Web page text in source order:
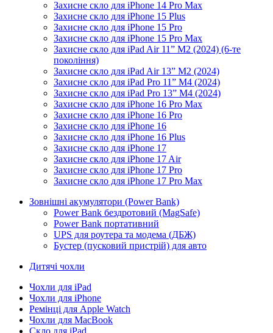
Захисне скло для iPhone 14 Pro Max
Захисне скло для iPhone 15 Plus
Захисне скло для iPhone 15 Pro
Захисне скло для iPhone 15 Pro Max
Захисне скло для iPad Air 11” M2 (2024) (6-те
покоління)
Захисне скло для iPad Air 13” M2 (2024)
Захисне скло для iPad Pro 11” M4 (2024)
Захисне скло для iPad Pro 13” M4 (2024)
Захисне скло для iPhone 16 Pro Max
Захисне скло для iPhone 16 Pro
Захисне скло для iPhone 16
Захисне скло для iPhone 16 Plus
Захисне скло для iPhone 17
Захисне скло для iPhone 17 Air
Захисне скло для iPhone 17 Pro
Захисне скло для iPhone 17 Pro Max
Зовнішні акумулятори (Power Bank)
Power Bank бездротовий (MagSafe)
Power Bank портативний
UPS для роутера та модема (ДБЖ)
Бустер (пусковий пристрій) для авто
Дитячі чохли
Чохли для iPad
Чохли для iPhone
Ремінці для Apple Watch
Чохли для MacBook
Скло для iPad